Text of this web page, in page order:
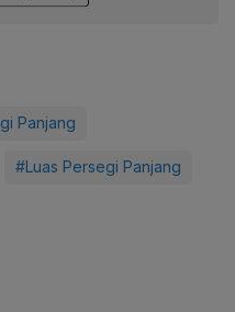
Panjang
#Luas Persegi Panjang